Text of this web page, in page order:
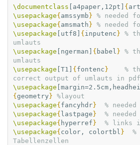
\documentclass [a4paper,12pt] {
\usepackage{ amssymb } % needed
\usepackage{ amsmath } % needed
\usepackage [utf8] { inputenc } %
umlauts
\usepackage [ngerman] { babel } %
umlauts
\usepackage [T1] { fontenc }
%
correct output of umlauts in pdf
\usepackage
{ geometry } %layout
\usepackage{ fancyhdr}
%
\usepackage{ lastpage }
%
\usepackage{ hyperref }
% links
\usepackage{ color, colortbl }
Tabellenzellen